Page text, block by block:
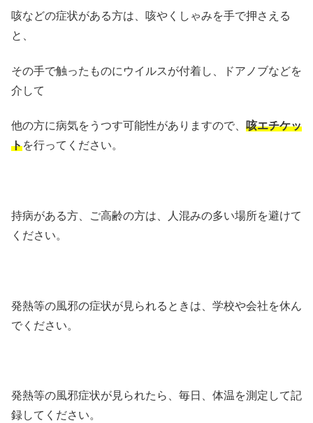
咳などの症状がある方は、咳やくしゃみを手で押さえる
と、
その手で触ったものにウイルスが付着し、ドアノブなどを
介して
他の方に病気をうつす可能性がありますので、 咳エチケッ
トを行ってください。
持病がある方、ご高齢の方は、人混みの多い場所を避けて
ください。
発熱等の風邪の症状が見られるときは、学校や会社を休ん
でください。
発熱等の風邪症状が見られたら、毎日、体温を測定して記
録してください。